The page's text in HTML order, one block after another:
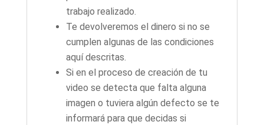
trabajo realizado.
Te devolveremos el dinero si no se
cumplen algunas de las condiciones
aquí descritas.
Si en el proceso de creación de tu
video se detecta que falta alguna
imagen o tuviera algún defecto se te
informará para que decidas si